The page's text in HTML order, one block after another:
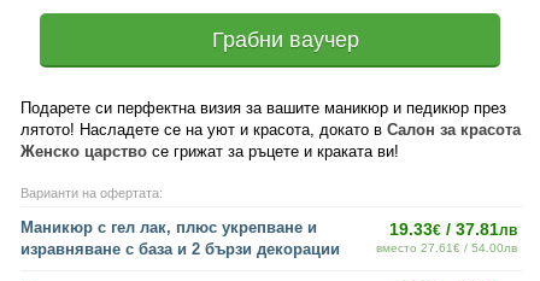
Грабни ваучер
Подарете си перфектна визия за вашите маникюр и педикюр през
лятото! Насладете се на уют и красота, докато в Салон за красота
Женско царство се грижат за ръцете и краката ви!
Варианти на офертата:
Маникюр с гел лак, плюс укрепване и
изравняване с база и 2 бързи декорации
19.33€ / 37.81лв
вместо 27.61€ / 54.00лв